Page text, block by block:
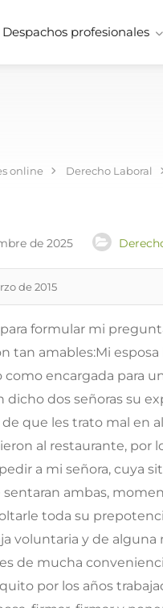
Despachos profesionales
online Derecho Laboral
de 2025
de 2015
para formular mi
tan amables:Mi
como encargada para
dicho dos señoras su
de que les trato mal en
al restaurante, por
a mi señora, cuya
sentaran ambas,
toda su
voluntaria y de alguna
de mucha
por los años